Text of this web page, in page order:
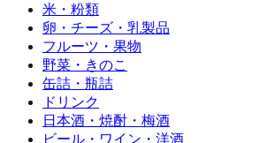
米・粉類
卵・チーズ・乳製品
フルーツ・果物
野菜・きのこ
缶詰・瓶詰
ドリンク
日本酒・焼酎・梅酒
ビール・ワイン・洋酒